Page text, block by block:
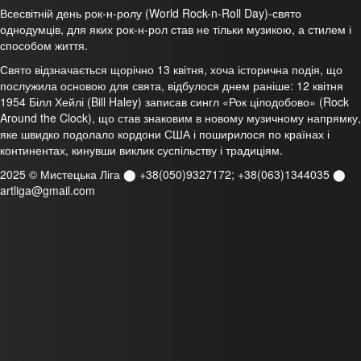
Всесвітній день рок-н-ролу (World Rock-n-Roll Day)-свято
однодумців, для яких рок-н-рол став не тільки музикою, а стилем і
способом життя.
Свято відзначається щорічно 13 квітня, хоча історична подія, що
послужила основою для свята, відбулося днем раніше: 12 квітня
1954 Білл Хейлі (Bill Haley) записав сингл «Рок цілодобово» (Rock
Around the Clock), що став знаковим в новому музичному напрямку,
яке швидко подолало кордони США і поширилося по країнах і
континентах, кинувши виклик суспільству і традиціям.
2025 © Мистецька Ліга ⬤ +38(050)9327172; +38(063)1344035 ⬤
artliga@gmail.com